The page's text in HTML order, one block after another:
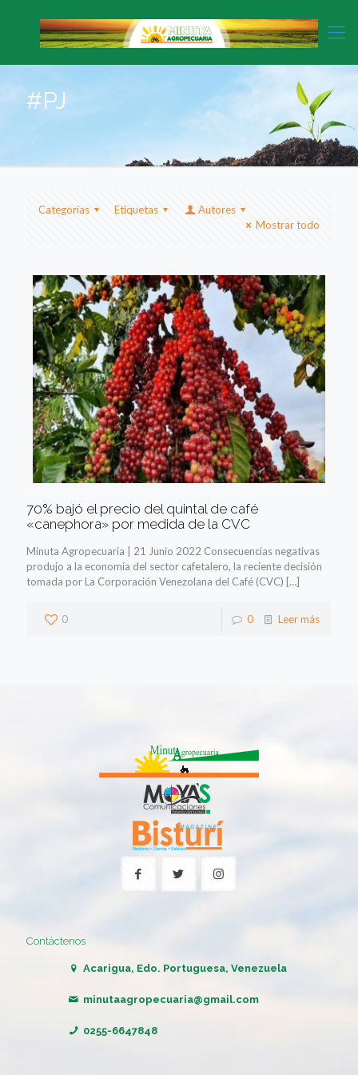
#PJ
Categorias Etiquetas
Autores
Mostrar todo
70% bajó el precio del quintal de café
«canephora» por medida de la CVC
Minuta Agropecuaria | 21 Junio 2022 Consecuencias negativas
produjo a la economía del sector cafetalero, la reciente decisión
tomada por La Corporación Venezolana del Café (CVC) […]
0 0 Leer más
Contáctenos
Acarigua, Edo. Portuguesa, Venezuela
minutaagropecuaria@gmail.com
0255-6647848